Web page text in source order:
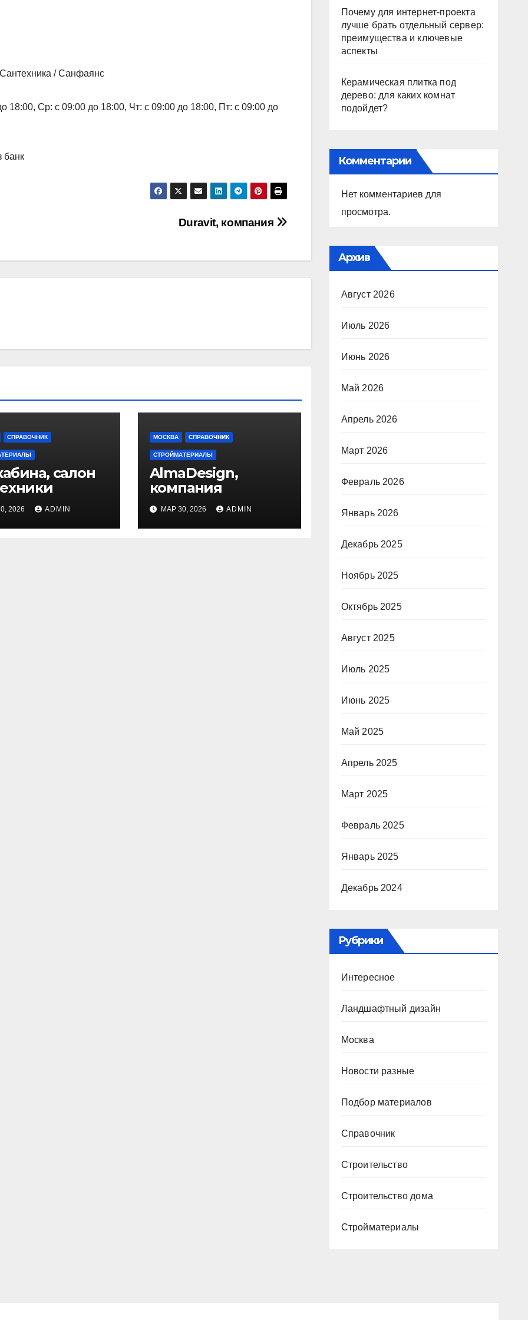
Сантехника / Санфаянс
18:00, Ср: с 09:00 до 18:00, Чт: с 09:00 до 18:00, Пт: с 09:00 до
банк
Duravit, компания
СПРАВОЧНИК
салон
2026 ADMIN
МОСКВА СПРАВОЧНИК
СТРОЙМАТЕРИАЛЫ
AlmaDesign,
компания
МАР 30, 2026 ADMIN
Почему для интернет-проекта
лучше брать отдельный сервер:
преимущества и ключевые
аспекты
Керамическая плитка под
дерево: для каких комнат
подойдет?
Комментарии
Нет комментариев для
просмотра.
Архив
Август 2026
Июль 2026
Июнь 2026
Май 2026
Апрель 2026
Март 2026
Февраль 2026
Январь 2026
Декабрь 2025
Ноябрь 2025
Октябрь 2025
Август 2025
Июль 2025
Июнь 2025
Май 2025
Апрель 2025
Март 2025
Февраль 2025
Январь 2025
Декабрь 2024
Рубрики
Интересное
Ландшафтный дизайн
Москва
Новости разные
Подбор материалов
Справочник
Строительство
Строительство дома
Стройматериалы